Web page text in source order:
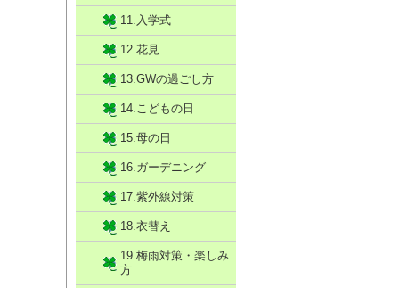
11.入学式
12.花見
13.GWの過ごし方
14.こどもの日
15.母の日
16.ガーデニング
17.紫外線対策
18.衣替え
19.梅雨対策・楽しみ
方